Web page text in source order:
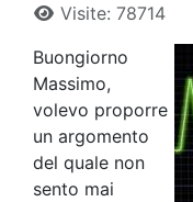
Visite: 78714
Buongiorno
Massimo,
volevo proporre
un argomento
del quale non
sento mai